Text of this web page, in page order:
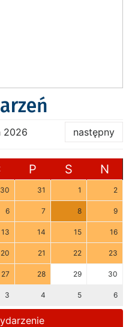
2026 następny
P S N
30 31 1 2
6 7 8 9
13 14 15 16
20 21 22 23
27 28 29 30
3 4 5 6